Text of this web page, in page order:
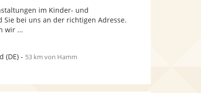
Sternen
im Kinder- und
Sie bei uns an der richtigen Adresse.
wir ...
(DE)- 53 km von Hamm